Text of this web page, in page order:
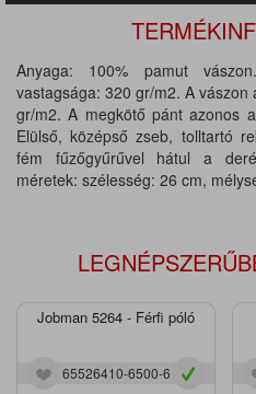
Anyaga: 100% pamut
vastagsága: 320 gr/m2. A
gr/m2. A megkötő pánt azonos
Elülső, középső zseb, tolltartó
fém fűzőgyűrűvel hátul a
méretek: szélesség: 26 cm,
Jobman 5264 - Férfi póló
65526410-6500-6